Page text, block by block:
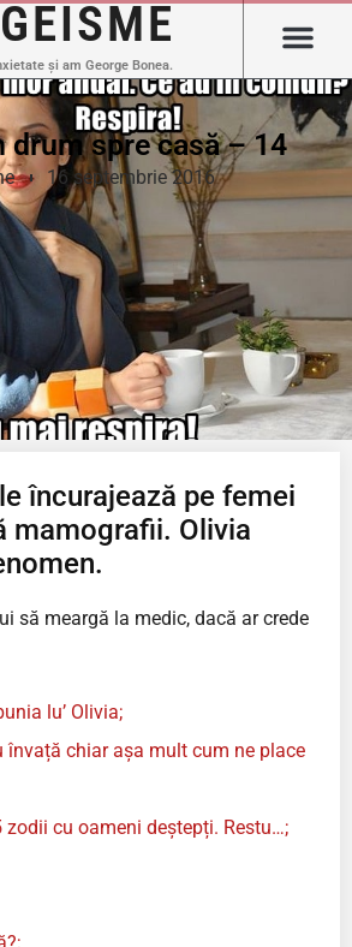
și am George Bonea.
drum spre casă – 14
16 septembrie 2016
încurajează pe femei
mamografii. Olivia
să meargă la medic, dacă ar crede
lu’ Olivia;
învață chiar așa mult cum ne place
zodii cu oameni deștepți. Restu…;